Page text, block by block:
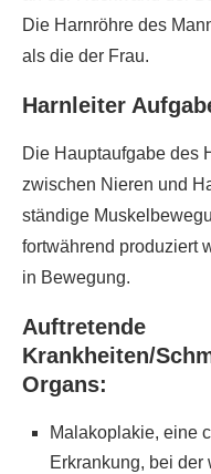
Die Harnröhre des
als die der Frau.
Harnleiter
Die Hauptaufgabe des
zwischen Nieren und
ständige
fortwährend produziert
in Bewegung.
Auftretende
Krankheiten/
Organs:
Malakoplakie, eine
Erkrankung, bei